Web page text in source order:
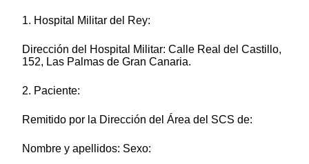
1. Hospital Militar del Rey:
Dirección del Hospital Militar: Calle Real del Castillo,
152, Las Palmas de Gran Canaria.
2. Paciente:
Remitido por la Dirección del Área del SCS de:
Nombre y apellidos: Sexo: